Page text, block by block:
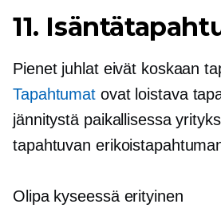
11.
Pienet juhlat eivät koskaan
Tapahtumat ovat loistava
jännitystä paikallisessa
tapahtuvan
Olipa kyseessä erityinen